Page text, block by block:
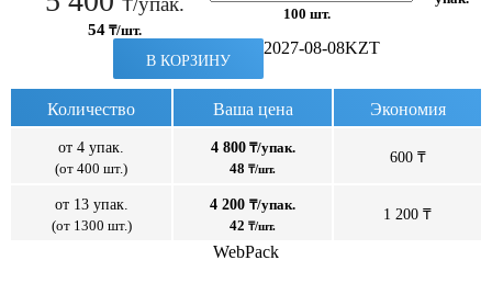
54 ₸/шт.
100 шт.
В КОРЗИНУ
2027-08-08KZT
Количество Ваша цена Экономия
от 4 упак.
(от 400 шт.)
4 800₸/упак.
48 ₸/шт.
600 ₸
от 13 упак.
(от 1300 шт.)
4 200 ₸/упак.
42 ₸/шт.
1 200 ₸
WebPack